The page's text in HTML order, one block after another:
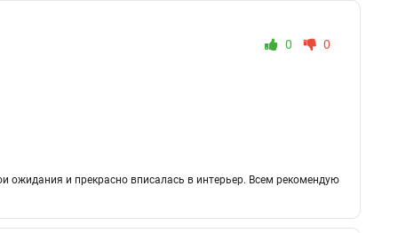
0
0
ожидания и прекрасно вписалась в интерьер. Всем рекомендую